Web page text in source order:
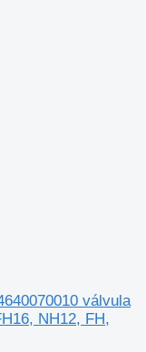
válvula
NH12, FH,